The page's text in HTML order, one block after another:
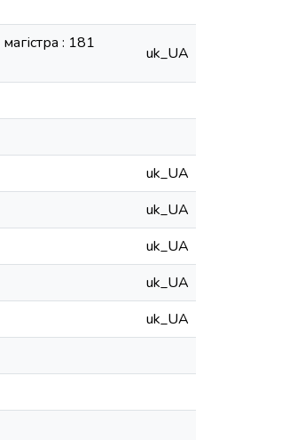
: 181
uk_UA
uk_UA
uk_UA
uk_UA
uk_UA
uk_UA